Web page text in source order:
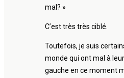
mal? »
C’est très très ciblé.
Toutefois, je suis
monde qui ont mal à
gauche en ce moment